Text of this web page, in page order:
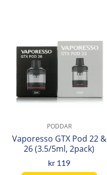
PODDAR
Vaporesso GTX Pod 22 &
26 (3.5/5ml, 2pack)
kr 119
produkten
flera
varianter.
De
väljas
produktsidan